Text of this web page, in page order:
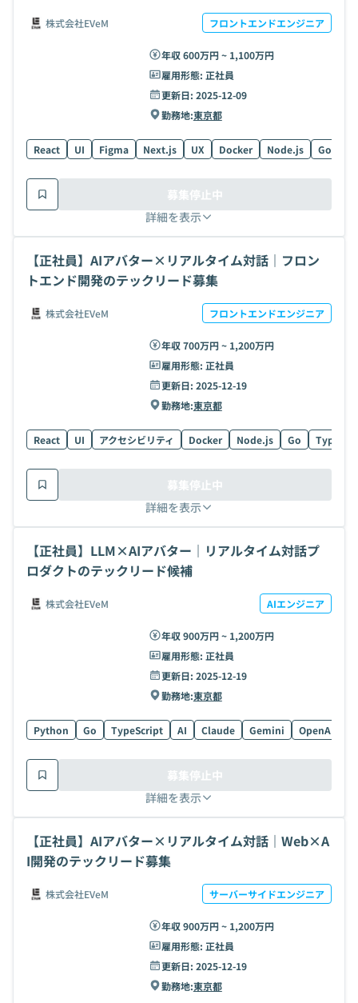
株式会社EVeM フロントエンドエンジニア
年収 600万円 ~ 1,100万円
雇用形態: 正社員
更新日: 2025-12-09
勤務地:東京都
React UI Figma Next.js UX Docker Node.js Go
詳細を表示
募集停止中
【正社員】AIアバター×リアルタイム対話｜フロン
トエンド開発のテックリード募集
株式会社EVeM フロントエンドエンジニア
年収 700万円 ~ 1,200万円
雇用形態: 正社員
更新日: 2025-12-19
勤務地:東京都
React UI アクセシビリティ Docker Node.js Go
詳細を表示
募集停止中
【正社員】LLM×AIアバター｜リアルタイム対話プ
ロダクトのテックリード候補
株式会社EVeM AIエンジニア
年収 900万円 ~ 1,200万円
雇用形態: 正社員
更新日: 2025-12-19
勤務地:東京都
Python Go TypeScript AI Claude Gemini OpenAI API
詳細を表示
募集停止中
【正社員】AIアバター×リアルタイム対話｜Web×A
I開発のテックリード募集
株式会社EVeM サーバーサイドエンジニア
年収 900万円 ~ 1,200万円
雇用形態: 正社員
更新日: 2025-12-19
勤務地:東京都